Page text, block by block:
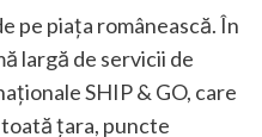
pe piața românească. În
largă de servicii de
SHIP & GO, care
țara, puncte